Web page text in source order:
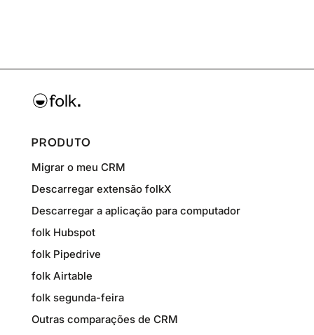
PRODUTO
Migrar o meu CRM
Descarregar extensão folkX
Descarregar a aplicação para computador
folk Hubspot
folk Pipedrive
folk Airtable
folk segunda-feira
Outras comparações de CRM